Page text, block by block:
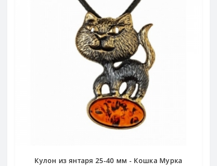
Кулон из янтаря 25-40 мм - Кошка Мурка